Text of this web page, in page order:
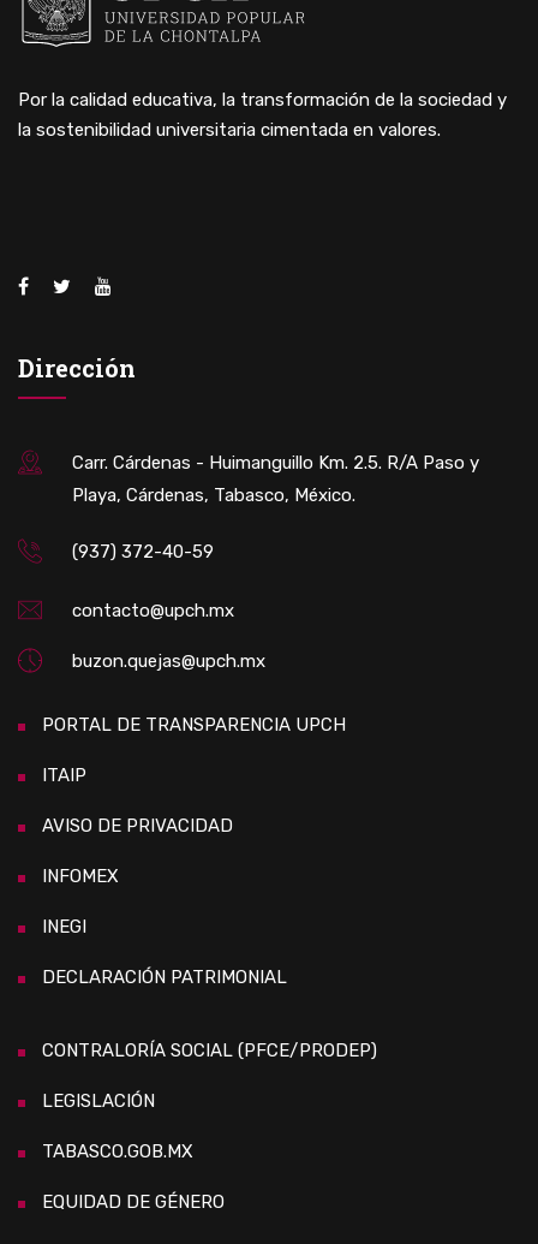
Por la calidad educativa, la transformación de la sociedad y
la sostenibilidad universitaria cimentada en valores.
Dirección
Carr. Cárdenas - Huimanguillo Km. 2.5. R/A Paso y
Playa, Cárdenas, Tabasco, México.
(937) 372-40-59
contacto@upch.mx
buzon.quejas@upch.mx
PORTAL DE TRANSPARENCIA UPCH
ITAIP
AVISO DE PRIVACIDAD
INFOMEX
INEGI
DECLARACIÓN PATRIMONIAL
CONTRALORÍA SOCIAL (PFCE/PRODEP)
LEGISLACIÓN
TABASCO.GOB.MX
EQUIDAD DE GÉNERO